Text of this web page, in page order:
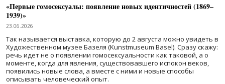
«Первые гомосексуалы: появление новых идентичностей (1869–
1939)»
23.06.2026
Так называется выставка, которую до 2 августа можно увидеть в
Художественном музее Базеля (Kunstmuseum Basel). Сразу скажу:
речь идет не о появлении гомосексуальности как таковой, а о
моменте, когда для явления, существовавшего испокон веков,
появились новые слова, а вместе с ними и новые способы
описывать человеческий опыт.